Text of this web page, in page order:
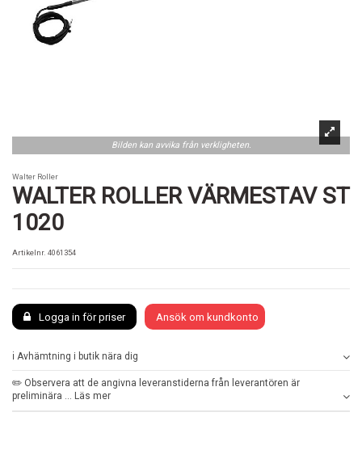
Bilden kan avvika från verkligheten.
Walter Roller
WALTER ROLLER VÄRMESTAV ST
1020
Artikelnr. 4061354
Logga in för priser Ansök om kundkonto
ℹ️ Avhämtning i butik nära dig
✏️ Observera att de angivna leveranstiderna från leverantören är
preliminära ... Läs mer